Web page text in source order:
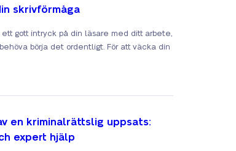
skrivförmåga
ett gott intryck på din läsare med ditt arbete,
börja det ordentligt. För att väcka din
en kriminalrättslig uppsats:
expert hjälp